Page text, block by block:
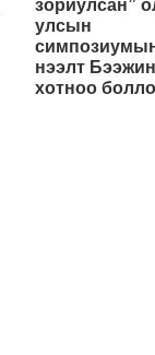
зориулсан”
улсын
нээлт Бээжин
хотноо